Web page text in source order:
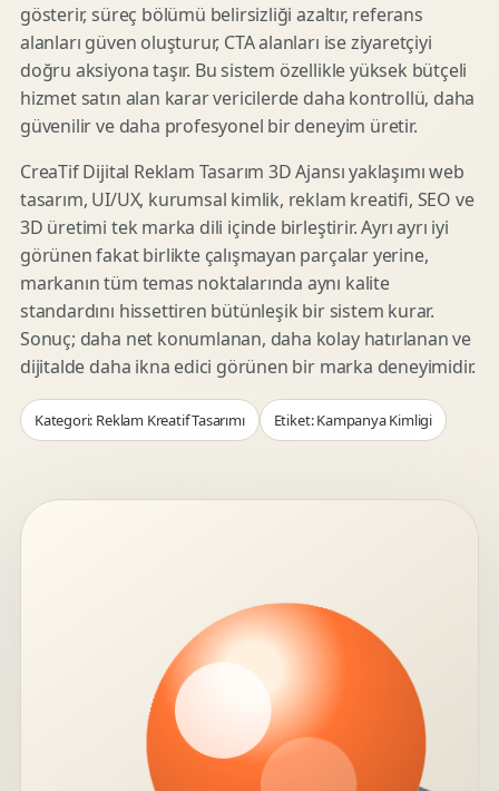
gösterir, süreç bölümü belirsizliği azaltır, referans
alanları güven oluşturur, CTA alanları ise ziyaretçiyi
doğru aksiyona taşır. Bu sistem özellikle yüksek bütçeli
hizmet satın alan karar vericilerde daha kontrollü, daha
güvenilir ve daha profesyonel bir deneyim üretir.
CreaTif Dijital Reklam Tasarım 3D Ajansı yaklaşımı web
tasarım, UI/UX, kurumsal kimlik, reklam kreatifi, SEO ve
3D üretimi tek marka dili içinde birleştirir. Ayrı ayrı iyi
görünen fakat birlikte çalışmayan parçalar yerine,
markanın tüm temas noktalarında aynı kalite
standardını hissettiren bütünleşik bir sistem kurar.
Sonuç; daha net konumlanan, daha kolay hatırlanan ve
dijitalde daha ikna edici görünen bir marka deneyimidir.
Kategori: Reklam Kreatif Tasarımı Etiket: Kampanya Kimligi